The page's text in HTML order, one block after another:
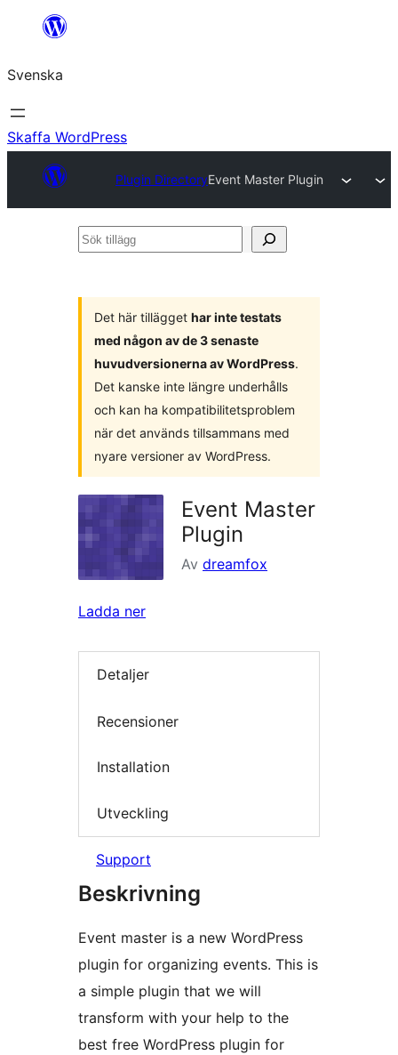
Hoppa
innehåll
Svenska
Skaffa WordPress
Plugin DirectoryEvent Master Plugin
Sök
Det här tillägget har inte testats
med någon av de 3 senaste
huvudversionerna av WordPress.
Det kanske inte längre underhålls
och kan ha kompatibilitetsproblem
när det används tillsammans med
nyare versioner av WordPress.
Event Master
Plugin
Av dreamfox
Ladda ner
Detaljer
Recensioner
Installation
Utveckling
Support
Beskrivning
Event master is a new WordPress
plugin for organizing events. This is
a simple plugin that we will
transform with your help to the
best free WordPress plugin for